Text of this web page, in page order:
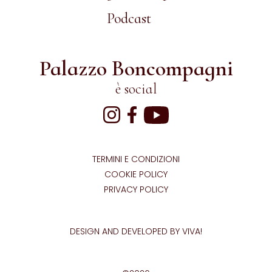
Podcast
Palazzo Boncompagni
è social
TERMINI E CONDIZIONI
COOKIE POLICY
PRIVACY POLICY
DESIGN AND DEVELOPED BY VIVA!